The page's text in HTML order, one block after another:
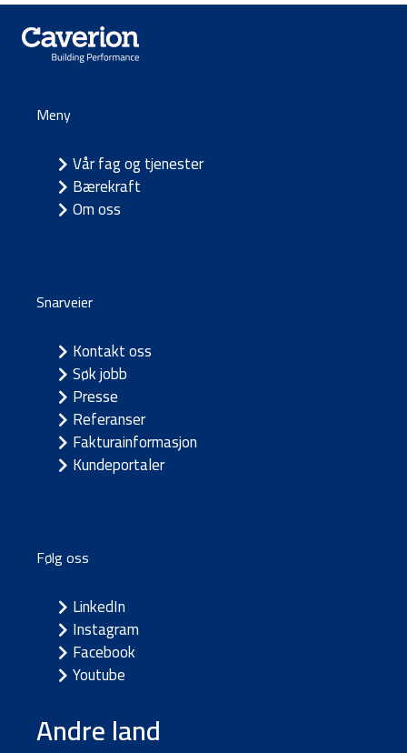
Meny
Vår fag og tjenester
Bærekraft
Om oss
Snarveier
Kontakt oss
Søk jobb
Presse
Referanser
Fakturainformasjon
Kundeportaler
Følg oss
LinkedIn
Instagram
Facebook
Youtube
Andre land